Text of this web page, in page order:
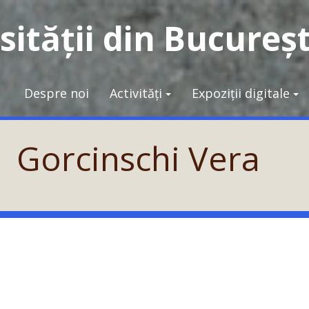
din
Despre noi Activități Expoziții digitale
Gorcinschi Vera